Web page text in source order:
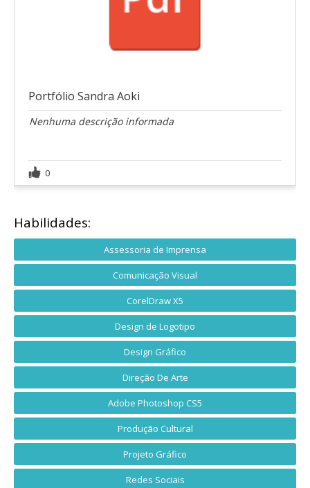
Portfólio Sandra Aoki
Nenhuma descrição informada
0
Habilidades:
Assessoria de Imprensa
Comunicação Visual
CorelDraw X5
Design de Logotipo
Design Gráfico
Direção De Arte
Adobe Photoshop CS5
Produção Cultural
Projeto Gráfico
Redes Sociais